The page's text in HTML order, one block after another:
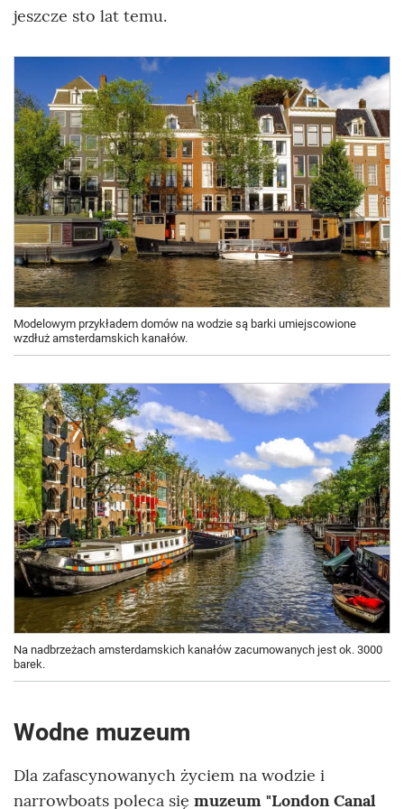
jeszcze sto lat temu.
Modelowym przykładem domów na wodzie są barki umiejscowione
wzdłuż amsterdamskich kanałów.
Na nadbrzeżach amsterdamskich kanałów zacumowanych jest ok. 3000
barek.
Wodne muzeum
Dla zafascynowanych życiem na wodzie i
narrowboats poleca się muzeum "London Canal